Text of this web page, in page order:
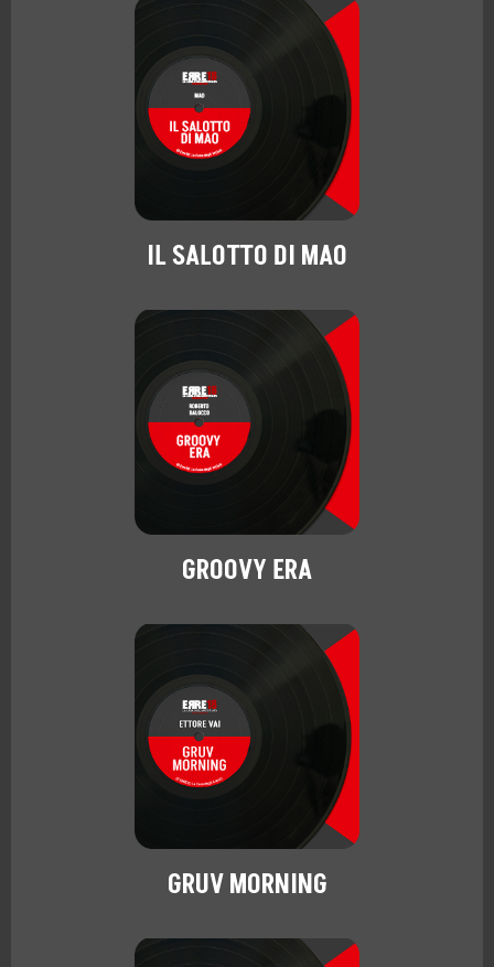
IL SALOTTO DI MAO
GROOVY ERA
GRUV MORNING